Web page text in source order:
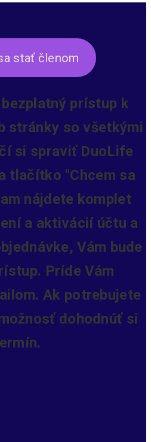
stať členom
prístup k
stránky so všetkými
si spraviť DuoLife
tlačítko "Chcem sa
nájdete komplet
a aktivácií účtu a
Vám bude
Príde Vám
Ak potrebujete
dohodnúť si